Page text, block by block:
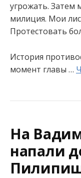
угрожать. Затем
милиция. Мои
Протестовать
История
момент главы …
На
напали